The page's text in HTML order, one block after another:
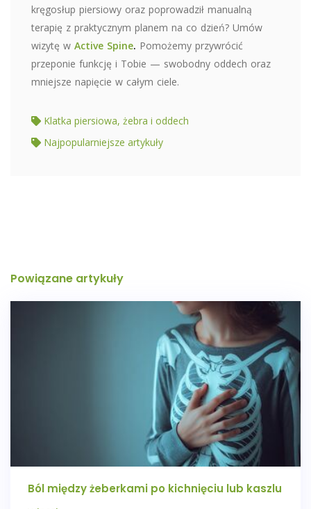
kręgosłup piersiowy oraz poprowadził manualną
terapię z praktycznym planem na co dzień? Umów
wizytę w Active Spine. Pomożemy przywrócić
przeponie funkcję i Tobie — swobodny oddech oraz
mniejsze napięcie w całym ciele.
Klatka piersiowa, żebra i oddech
Najpopularniejsze artykuły
Powiązane artykuły
Ból między żeberkami po kichnięciu lub kaszlu